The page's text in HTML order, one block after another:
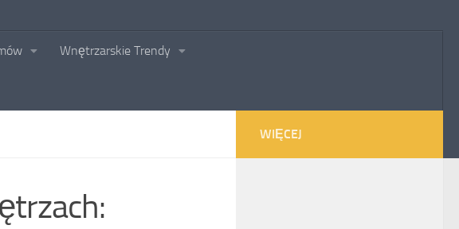
Wnętrzarskie Trendy
WIĘCEJ